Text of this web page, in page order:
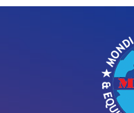
métal soudé ferritique-
de ferrite. Excellente
résistance à la corrosion
contrainte et insensibilité
élevée à la dilution.
résistance à l’écaillage